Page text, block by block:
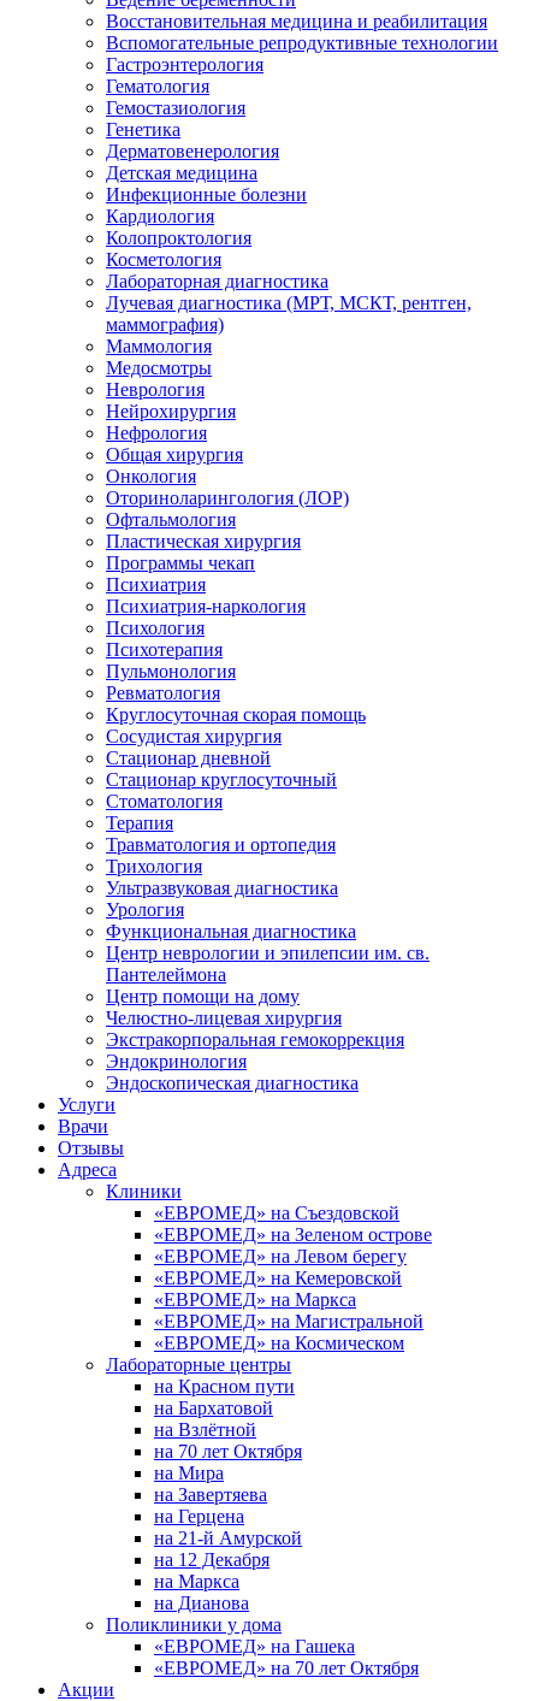
Восстановительная медицина и реабилитация
Вспомогательные репродуктивные технологии
Гастроэнтерология
Гематология
Гемостазиология
Генетика
Дерматовенерология
Детская медицина
Инфекционные болезни
Кардиология
Колопроктология
Косметология
Лабораторная диагностика
Лучевая диагностика (МРТ, МСКТ, рентген,
маммография)
Маммология
Медосмотры
Неврология
Нейрохирургия
Нефрология
Общая хирургия
Онкология
Оториноларингология (ЛОР)
Офтальмология
Пластическая хирургия
Программы чекап
Психиатрия
Психиатрия-наркология
Психология
Психотерапия
Пульмонология
Ревматология
Круглосуточная скорая помощь
Сосудистая хирургия
Стационар дневной
Стационар круглосуточный
Стоматология
Терапия
Травматология и ортопедия
Трихология
Ультразвуковая диагностика
Урология
Функциональная диагностика
Центр неврологии и эпилепсии им. св.
Пантелеймона
Центр помощи на дому
Челюстно-лицевая хирургия
Экстракорпоральная гемокоррекция
Эндокринология
Эндоскопическая диагностика
Услуги
Врачи
Отзывы
Адреса
Клиники
«ЕВРОМЕД» на Съездовской
«ЕВРОМЕД» на Зеленом острове
«ЕВРОМЕД» на Левом берегу
«ЕВРОМЕД» на Кемеровской
«ЕВРОМЕД» на Маркса
«ЕВРОМЕД» на Магистральной
«ЕВРОМЕД» на Космическом
Лабораторные центры
на Красном пути
на Бархатовой
на Взлётной
на 70 лет Октября
на Мира
на Завертяева
на Герцена
на 21-й Амурской
на 12 Декабря
на Маркса
на Дианова
Поликлиники у дома
«ЕВРОМЕД» на Гашека
«ЕВРОМЕД» на 70 лет Октября
Акции